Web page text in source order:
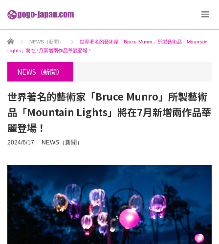
ホーム NEWS（新聞）
世界著名的藝術家「Bruce Munro」所製藝術品「Mountain
Lights」將在7月新增兩作品華麗登場！
NEWS（新聞）
世界著名的藝術家「Bruce Munro」所製藝術
品「Mountain Lights」將在7月新增兩作品華
麗登場！
2024/6/17 NEWS（新聞）